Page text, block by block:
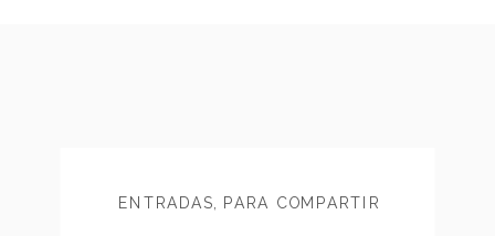
ENTRADAS PARA COMPARTIR